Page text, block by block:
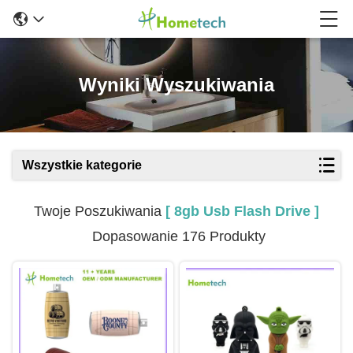
Wyniki Wyszukiwania
Wszystkie kategorie
Twoje Poszukiwania [ 8gb Usb Flash Drive ]
Dopasowanie 176 Produkty